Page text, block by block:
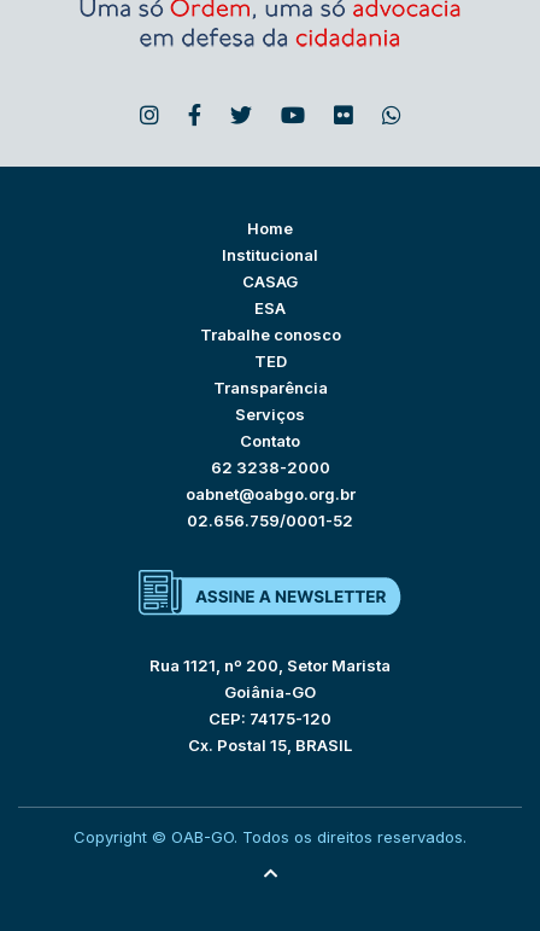
Home
Institucional
CASAG
ESA
Trabalhe conosco
TED
Transparência
Serviços
Contato
62 3238-2000
oabnet@oabgo.org.br
02.656.759/0001-52
Rua 1121, nº 200, Setor Marista
Goiânia-GO
CEP: 74175-120
Cx. Postal 15, BRASIL
Copyright © OAB-GO. Todos os direitos reservados.